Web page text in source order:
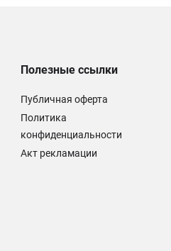
Полезные ссылки
Публичная оферта
Политика
конфиденциальности
Акт рекламации